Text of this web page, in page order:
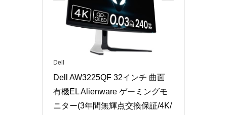
Dell
Dell AW3225QF 32インチ 曲面
有機EL Alienware ゲーミングモ
ニター(3年間無輝点交換保証/4K/